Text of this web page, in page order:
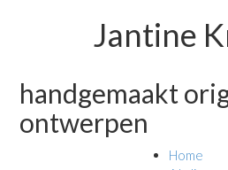
Jantine
handgemaakt
ontwerpen
Home